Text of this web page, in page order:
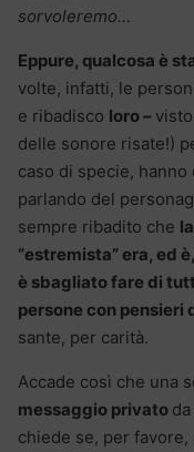
sorvoleremo…
Eppure, qualcosa è
volte, infatti, le
e ribadisco loro –
delle sonore risate!)
caso di specie,
parlando del
sempre ribadito che
“estremista” era, ed
è sbagliato fare di
persone con pensieri
sante, per carità.
Accade così che una
messaggio privato
chiede se, per favore,